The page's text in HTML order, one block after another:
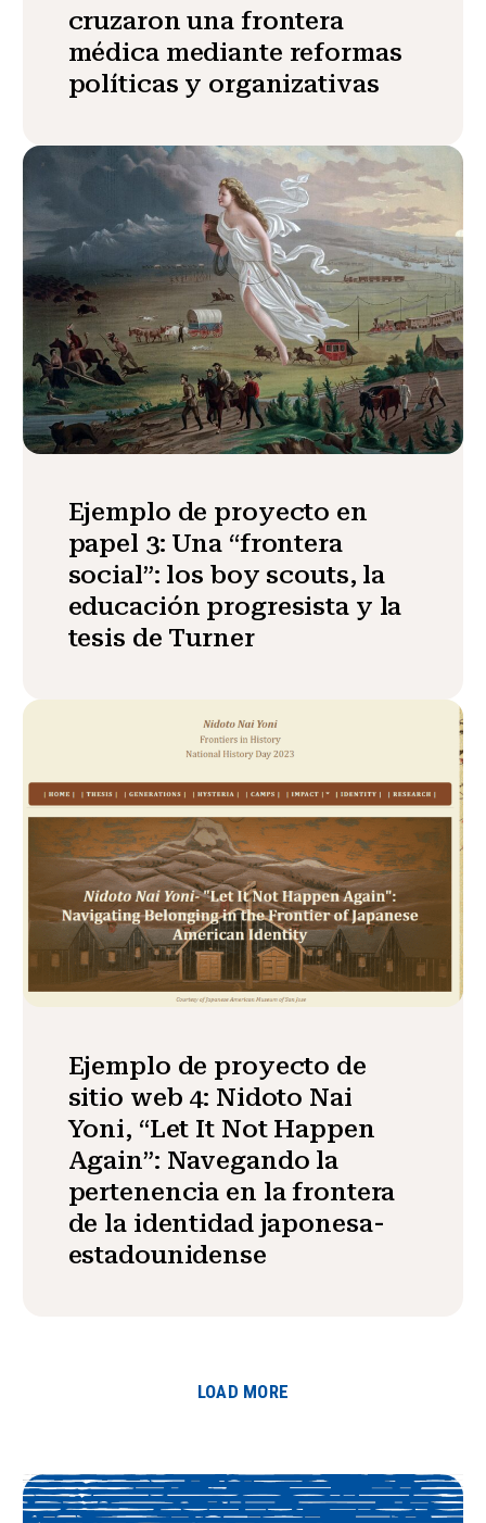
cruzaron una frontera
médica mediante reformas
políticas y organizativas
Ejemplo de proyecto en
papel 3: Una “frontera
social”: los boy scouts, la
educación progresista y la
tesis de Turner
Ejemplo de proyecto de
sitio web 4: Nidoto Nai
Yoni, “Let It Not Happen
Again”: Navegando la
pertenencia en la frontera
de la identidad japonesa-
estadounidense
LOAD MORE